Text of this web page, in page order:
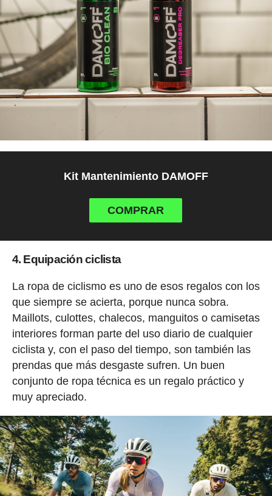
Kit Mantenimiento DAMOFF
COMPRAR
4. Equipación ciclista
La ropa de ciclismo es uno de esos regalos con los
que siempre se acierta, porque nunca sobra.
Maillots, culottes, chalecos, manguitos o camisetas
interiores forman parte del uso diario de cualquier
ciclista y, con el paso del tiempo, son también las
prendas que más desgaste sufren. Un buen
conjunto de ropa técnica es un regalo práctico y
muy apreciado.